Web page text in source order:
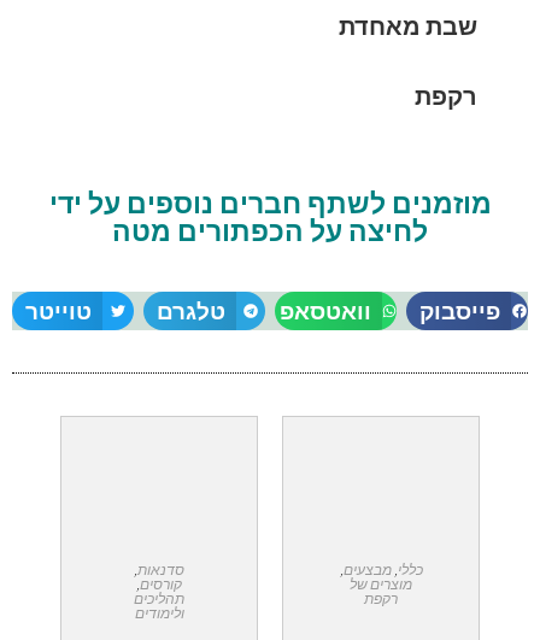
שבת מאחדת
רקפת
מוזמנים לשתף חברים נוספים על ידי
לחיצה על הכפתורים מטה
פייסבוק וואטסאפ טלגרם טוייטר
כללי ,מבצעים
מוצרים של
רקפת
סדנאות
קורסים
תהליכים
ולימודים